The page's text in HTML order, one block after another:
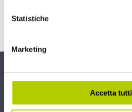
Statistiche
Marketing
Accetta tutti